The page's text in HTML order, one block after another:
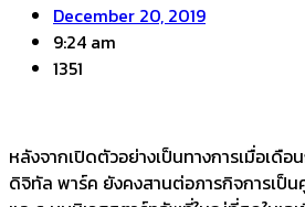
December 20, 2019
9:24 am
1351
หลังจากเปิดตัวอย่างเป็นทางการเมื่อเดื
ดิจิทัล พาร์ค ยังคงสานต่อภารกิจการเป็